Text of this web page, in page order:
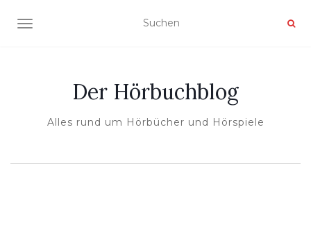
NAVIGATION UMSCHALTEN
Der Hörbuchblog
Alles rund um Hörbücher und Hörspiele